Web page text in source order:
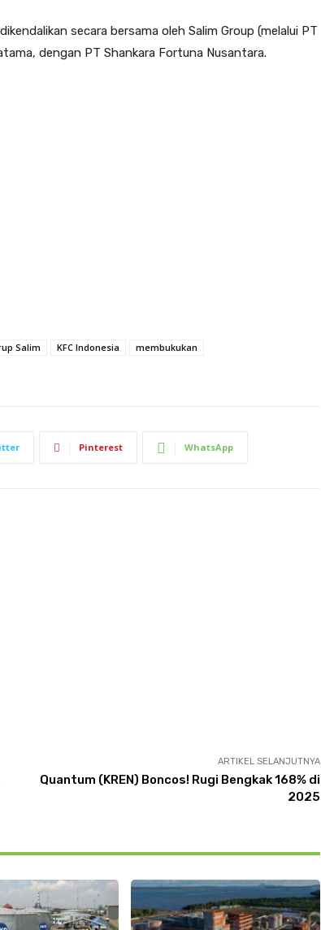
secara bersama oleh Salim Group (melalui PT
dengan PT Shankara Fortuna Nusantara.
Salim KFC Indonesia membukukan
Pinterest WhatsApp
ARTIKEL SELANJUTNYA
Quantum (KREN) Boncos! Rugi Bengkak 168% di
2025